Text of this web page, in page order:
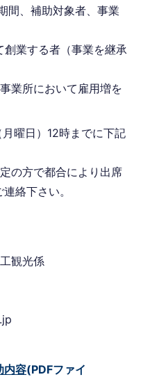
間、補助対象者、事業
業する者（事業を継承
おいて雇用増を
曜日）12時までに下記
の方で都合により出席
絡下さい。
観光係
内容(PDFファイ